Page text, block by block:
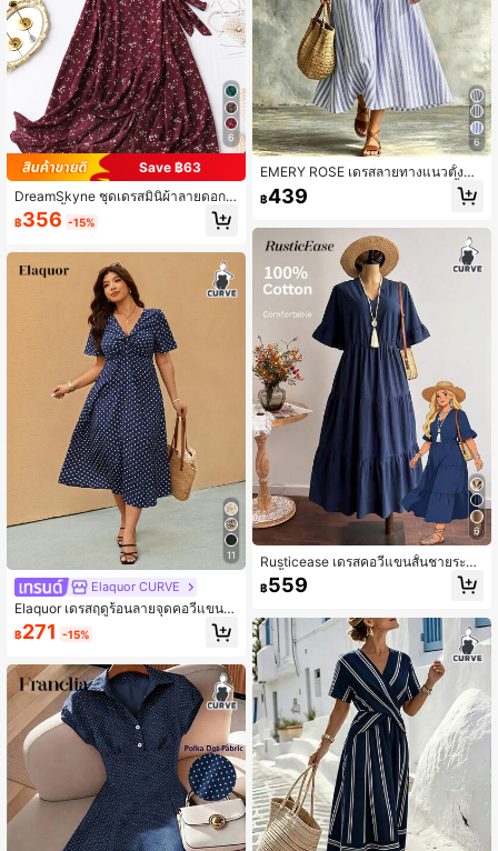
6
Save ฿63
DreamSkyne ชุดเดรสมินิผ้าลายดอกไ
ม้ลายผีเสื้อแขนยาวผูกเอวสำหรับผู้หญิง
ไซส์ใหญ่แบบโบฮีเมี่ยน
฿356 -15%
11
Elaquor CURVE
Elaquor เดรสฤดูร้อนลายจุดคอวีแขนสั้
นทรงสง่างามไซส์ใหญ่พิเศษ
฿271 -15%
6
EMERY ROSE เดรสลายทางแนวตั้งสำ
หรับผู้หญิงพลัสไซส์, เดรสผ้าลินินสีน้ำเงิ
นสำหรับวันหยุดพักผ่อนริมทะเล
฿439
6
Rusticease เดรสคอวีแขนสั้นชายระบา
ยสีพื้นสำหรับผู้หญิงไซส์ใหญ่
฿559